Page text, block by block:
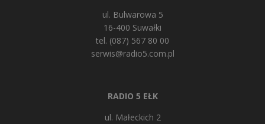
ul. Bulwarowa 5
16-400 Suwałki
tel. (087) 567 80 00
serwis@radio5.com.pl
RADIO 5 EŁK
ul. Małeckich 2